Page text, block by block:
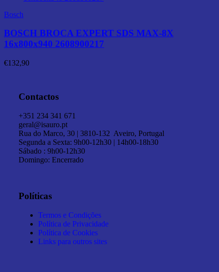
Bosch
BOSCH BROCA EXPERT SDS MAX-8X
16x800x940 2608900217
€132,90
Contactos
+351 234 341 671
geral@isauro.pt
Rua do Marco, 30 | 3810-132 Aveiro, Portugal
Segunda a Sexta: 9h00-12h30 | 14h00-18h30
Sábado : 9h00-12h30
Domingo: Encerrado
Políticas
Termos e Condições
Política de Privacidade
Política de Cookies
Links para outros sites